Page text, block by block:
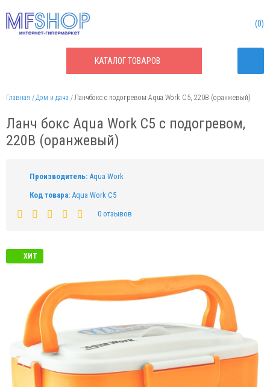
КАТАЛОГТОВАРОВ
0
Главная Дом и дача Ланчбокс с подогревом Aqua Work С5, 220В (оранжевый)
Ланч бокс Aqua Work С5 с подогревом,
220В (оранжевый)
Производитель: Aqua Work
Код товара: Aqua Work С5
0 отзывов
ХИТ